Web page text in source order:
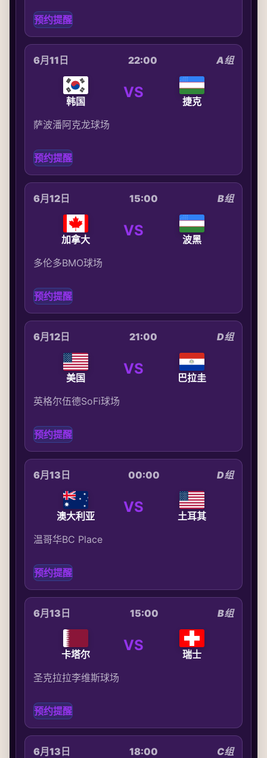
预约提醒
6月11日 22:00 A组
韩国
VS
捷克
萨波潘阿克龙球场
预约提醒
6月12日 15:00 B组
加拿大
VS
波黑
多伦多BMO球场
预约提醒
6月12日 21:00 D组
美国
VS
巴拉圭
英格尔伍德SoFi球场
预约提醒
6月13日 00:00 D组
澳大利亚
VS
土耳其
温哥华BC Place
预约提醒
6月13日 15:00 B组
卡塔尔
VS
瑞士
圣克拉拉李维斯球场
预约提醒
6月13日 18:00 C组